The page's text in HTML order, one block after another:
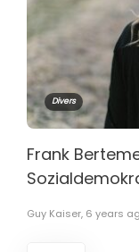
Divers
Frank
Guy Kaiser, 6 years